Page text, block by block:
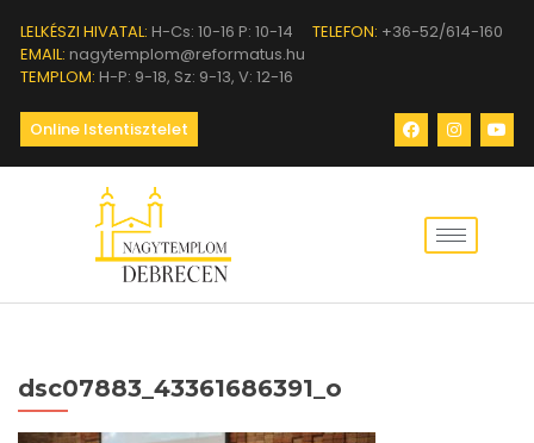
LELKÉSZI HIVATAL: H-Cs: 10-16 P: 10-14 TELEFON: +36-52/614-160
EMAIL: nagytemplom@reformatus.hu
TEMPLOM: H-P: 9-18, Sz: 9-13, V: 12-16
Online Istentisztelet
dsc07883_43361686391_o